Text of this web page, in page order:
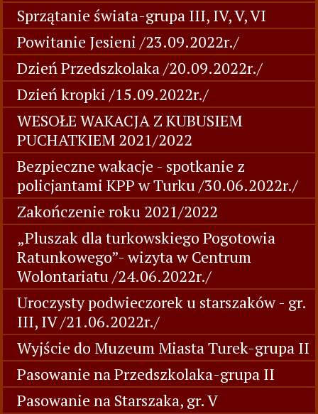
Sprzątanie świata-grupa III, IV, V, VI
Powitanie Jesieni /23.09.2022r./
Dzień Przedszkolaka /20.09.2022r./
Dzień kropki /15.09.2022r./
WESOŁE WAKACJA Z KUBUSIEM
PUCHATKIEM 2021/2022
Bezpieczne wakacje - spotkanie z
policjantami KPP w Turku /30.06.2022r./
Zakończenie roku 2021/2022
„Pluszak dla turkowskiego Pogotowia
Ratunkowego”- wizyta w Centrum
Wolontariatu /24.06.2022r./
Uroczysty podwieczorek u starszaków - gr.
III, IV /21.06.2022r./
Wyjście do Muzeum Miasta Turek-grupa II
Pasowanie na Przedszkolaka-grupa II
Pasowanie na Starszaka, gr. V